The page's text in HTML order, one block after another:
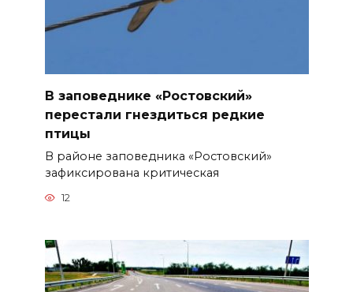
В заповеднике «Ростовский»
перестали гнездиться редкие
птицы
В районе заповедника «Ростовский»
зафиксирована критическая
12